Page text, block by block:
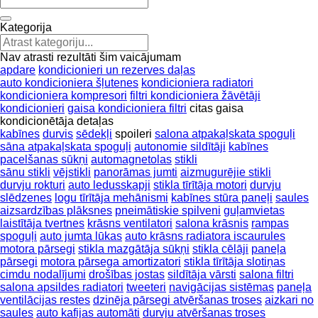
Kategorija
Nav atrasti rezultāti šim vaicājumam
apdare kondicionieri un rezerves daļas
auto kondicioniera šļutenes kondicioniera radiatori
kondicioniera kompresori filtri kondicioniera žāvētāji
kondicionieri gaisa kondicioniera filtri citas gaisa
kondicionētāja detaļas
kabīnes durvis sēdekļi spoileri salona atpakaļskata spoguļi
sāna atpakaļskata spoguļi autonomie sildītāji kabīnes
pacelšanas sūkņi automagnetolas stikli
sānu stikli vējstikli panorāmas jumti aizmugurējie stikli
durvju rokturi auto ledusskapji stikla tīrītāja motori durvju
slēdzenes logu tīrītāja mehānismi kabīnes stūra paneļi saules
aizsardzības plāksnes pneimātiskie spilveni guļamvietas
laistītāja tvertnes krāsns ventilatori salona krāsnis rampas
spoguļi auto jumta lūkas auto krāsns radiatora iscaurules
motora pārsegi stikla mazgātāja sūkņi stikla cēlāji paneļa
pārsegi motora pārsega amortizatori stikla tīrītāja slotiņas
cimdu nodalījumi drošības jostas sildītāja vārsti salona filtri
salona apsildes radiatori tweeteri navigācijas sistēmas paneļa
ventilācijas restes dzinēja pārsegi atvēršanas troses aizkari no
saules auto kafijas automāti durvju atvēršanas troses